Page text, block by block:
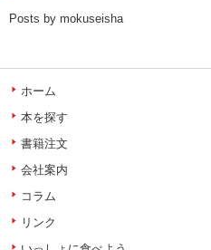
Posts by mokuseisha
ホーム
本を探す
書籍注文
会社案内
コラム
リンク